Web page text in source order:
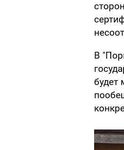
В
будет